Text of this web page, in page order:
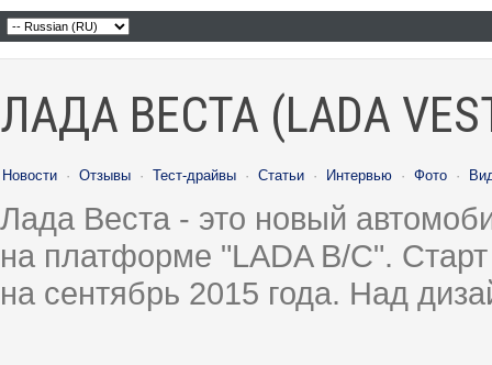
ЛАДА ВЕСТА (LADA
Новости · Отзывы · Тест-драйвы · Статьи · Интервью · Фото ·
Лада Веста - это новый
на платформе "LADA B/C".
на сентябрь 2015 года. Над